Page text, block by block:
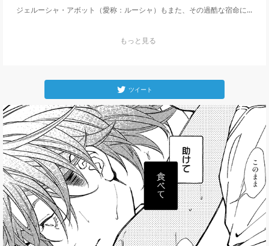
ジェルーシャ・アボット（愛称：ルーシャ）もまた、その過酷な宿命に...
ツイート